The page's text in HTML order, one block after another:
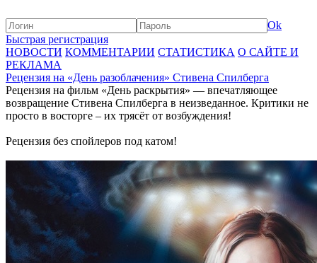
Ok
Быстрая регистрация
НОВОСТИ КОММЕНТАРИИ СТАТИСТИКА О САЙТЕ И
РЕКЛАМА
Рецензия на «День разоблачения» Стивена Спилберга
Рецензия на фильм «День раскрытия» — впечатляющее
возвращение Стивена Спилберга в неизведанное. Критики не
просто в восторге – их трясёт от возбуждения!
Рецензия без спойлеров под катом!